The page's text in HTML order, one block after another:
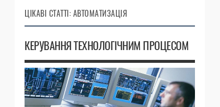
ЦІКАВІ СТАТТІ: АВТОМАТИЗАЦІЯ
КЕРУВАННЯ ТЕХНОЛОГІЧНИМ ПРОЦЕСОМ